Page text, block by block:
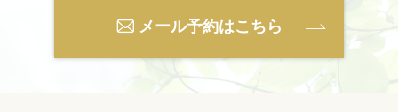
メール予約はこちら